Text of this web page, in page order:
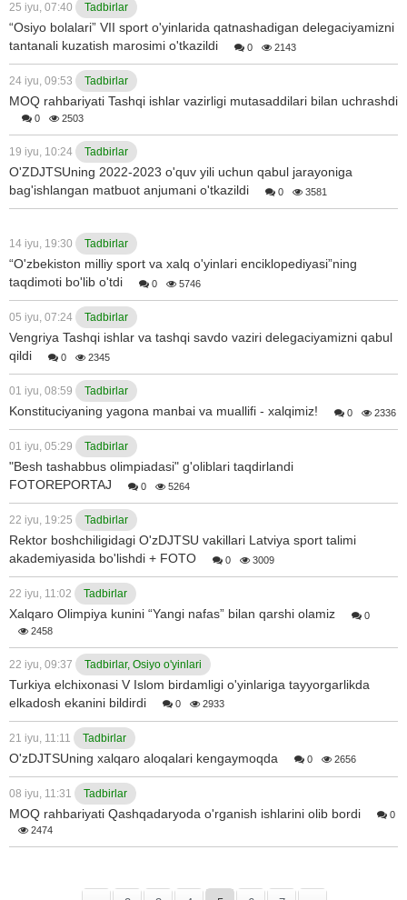
25 iyu, 07:40 Tadbirlar
“Osiyo bolalari” VII sport o'yinlarida qatnashadigan delegaciyamizni
tantanali kuzatish marosimi o'tkazildi
0 2143
24 iyu, 09:53 Tadbirlar
MOQ rahbariyati Tashqi ishlar vazirligi mutasaddilari bilan uchrashdi
0 2503
19 iyu, 10:24 Tadbirlar
O'ZDJTSUning 2022-2023 o'quv yili uchun qabul jarayoniga
bag'ishlangan matbuot anjumani o'tkazildi
0 3581
14 iyu, 19:30 Tadbirlar
“O'zbekiston milliy sport va xalq o'yinlari enciklopediyasi”ning
taqdimoti bo'lib o'tdi
0 5746
05 iyu, 07:24 Tadbirlar
Vengriya Tashqi ishlar va tashqi savdo vaziri delegaciyamizni qabul
qildi
0 2345
01 iyu, 08:59 Tadbirlar
Konstituciyaning yagona manbai va muallifi - xalqimiz! 0 2336
01 iyu, 05:29 Tadbirlar
"Besh tashabbus olimpiadasi" g'oliblari taqdirlandi
FOTOREPORTAJ
0 5264
22 iyu, 19:25 Tadbirlar
Rektor boshchiligidagi O'zDJTSU vakillari Latviya sport talimi
akademiyasida bo'lishdi + FOTO
0 3009
22 iyu, 11:02 Tadbirlar
Xalqaro Olimpiya kunini “Yangi nafas” bilan qarshi olamiz
0
2458
22 iyu, 09:37 Tadbirlar, Osiyo o'yinlari
Turkiya elchixonasi V Islom birdamligi o'yinlariga tayyorgarlikda
elkadosh ekanini bildirdi
0 2933
21 iyu, 11:11 Tadbirlar
O'zDJTSUning xalqaro aloqalari kengaymoqda 0 2656
08 iyu, 11:31 Tadbirlar
MOQ rahbariyati Qashqadaryoda o'rganish ishlarini olib bordi
0
2474